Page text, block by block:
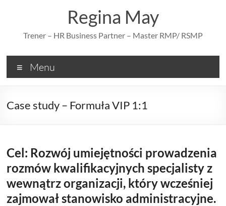
Regina May
Trener – HR Business Partner – Master RMP/ RSMP
Menu
Case study – Formuła VIP 1:1
Cel: Rozwój umiejętności prowadzenia
rozmów kwalifikacyjnych specjalisty z
wewnątrz organizacji, który wcześniej
zajmował stanowisko administracyjne.